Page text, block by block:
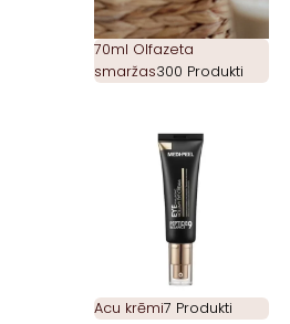
70ml Olfazeta
smaržas300 Produkti
Acu krēmi7 Produkti